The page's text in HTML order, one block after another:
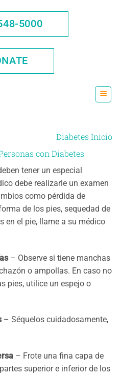
5000
Diabetes Inicio
con Diabetes
tener un especial
debe realizarle un examen
como pérdida de
de los pies, sequedad de
en el pie, llame a su médico
– Observe si tiene manchas
o ampollas. En caso no
pies, utilice un espejo o
– Séquelos cuidadosamente,
– Frote una fina capa de
superior e inferior de los